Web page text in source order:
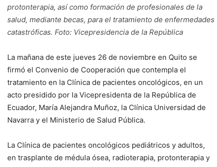
protonterapia, así como formación de profesionales de la
salud, mediante becas, para el tratamiento de enfermedades
catastróficas. Foto: Vicepresidencia de la República
La mañana de este jueves 26 de noviembre en Quito se
firmó el Convenio de Cooperación que contempla el
tratamiento en la Clínica de pacientes oncológicos, en un
acto presidido por la Vicepresidenta de la República de
Ecuador, María Alejandra Muñoz, la Clínica Universidad de
Navarra y el Ministerio de Salud Pública.
La Clínica de pacientes oncológicos pediátricos y adultos,
en trasplante de médula ósea, radioterapia, protonterapia y